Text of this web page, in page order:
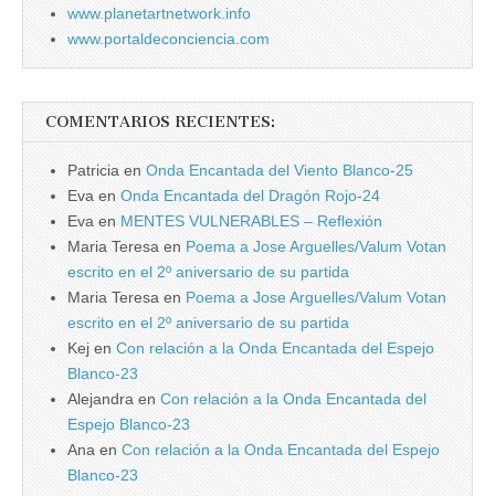
www.planetartnetwork.info
www.portaldeconciencia.com
COMENTARIOS RECIENTES:
Patricia en Onda Encantada del Viento Blanco-25
Eva en Onda Encantada del Dragón Rojo-24
Eva en MENTES VULNERABLES – Reflexión
Maria Teresa en Poema a Jose Arguelles/Valum Votan
escrito en el 2º aniversario de su partida
Maria Teresa en Poema a Jose Arguelles/Valum Votan
escrito en el 2º aniversario de su partida
Kej en Con relación a la Onda Encantada del Espejo
Blanco-23
Alejandra en Con relación a la Onda Encantada del
Espejo Blanco-23
Ana en Con relación a la Onda Encantada del Espejo
Blanco-23